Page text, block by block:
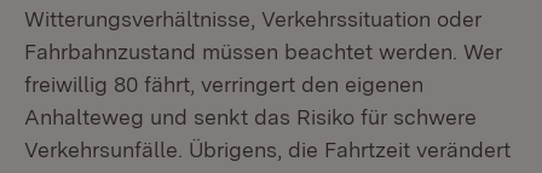
Witterungsverhältnisse, Verkehrssituation oder
Fahrbahnzustand müssen beachtet werden. Wer
freiwillig 80 fährt, verringert den eigenen
Anhalteweg und senkt das Risiko für schwere
Verkehrsunfälle. Übrigens, die Fahrtzeit verändert